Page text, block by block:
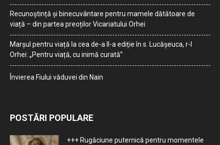
Recunoștință și binecuvântare pentru mamele dătătoare de
viață – din partea preoților Vicariatului Orhei
Marșul pentru viață la cea de-a II-a ediție în s. Lucășeuca, r-l
Orhei: „Pentru viață, cu inimă curată”
Învierea Fiului văduvei din Nain
POSTĂRI POPULARE
+++ Rugăciune puternică pentru momentele